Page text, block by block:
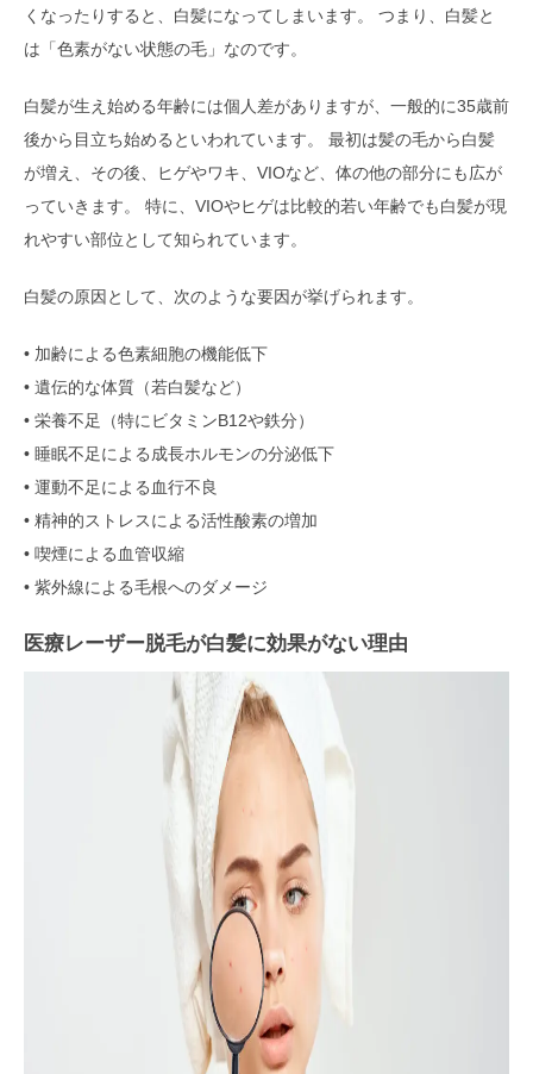
くなったりすると、白髪になってしまいます。 つまり、白髪と
は「色素がない状態の毛」なのです。
白髪が生え始める年齢には個人差がありますが、一般的に35歳前
後から目立ち始めるといわれています。 最初は髪の毛から白髪
が増え、その後、ヒゲやワキ、VIOなど、体の他の部分にも広が
っていきます。 特に、VIOやヒゲは比較的若い年齢でも白髪が現
れやすい部位として知られています。
白髪の原因として、次のような要因が挙げられます。
• 加齢による色素細胞の機能低下
• 遺伝的な体質（若白髪など）
• 栄養不足（特にビタミンB12や鉄分）
• 睡眠不足による成長ホルモンの分泌低下
• 運動不足による血行不良
• 精神的ストレスによる活性酸素の増加
• 喫煙による血管収縮
• 紫外線による毛根へのダメージ
医療レーザー脱毛が白髪に効果がない理由